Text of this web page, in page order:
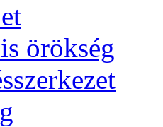
örökség